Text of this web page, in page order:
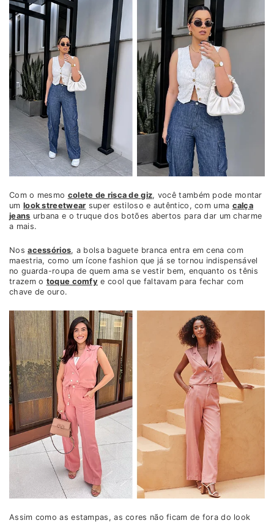
Com o mesmo colete de risca de giz, você também pode montar
um look streetwear super estiloso e autêntico, com uma calça
jeans urbana e o truque dos botões abertos para dar um charme
a mais.
Nosacessórios, a bolsa baguete branca entra em cena com
maestria, como um ícone fashion que já se tornou indispensável
no guarda-roupa de quem ama se vestir bem, enquanto os tênis
trazem o toque comfy e cool que faltavam para fechar com
chave de ouro.
Assim como as estampas, as cores não ficam de fora do look